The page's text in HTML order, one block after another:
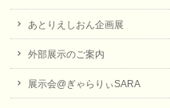
あとりえしおん企画展
外部展示のご案内
展示会@ぎゃらりぃSARA